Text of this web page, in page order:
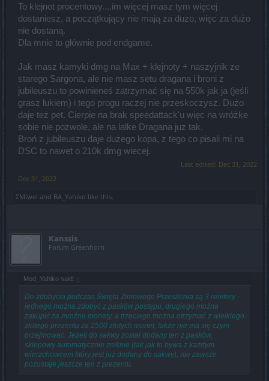
To klejnot procentowy....im więcej masz tym więcej
dostaniesz, a początkujący nie mają za duzo, więc za dużo
nie dostaną.
Dla mnie to głównie pod endgame.
Jak masz kamyki dmg na Max + klejnoty + naszyjnik ze
starego Sargona, ale nie masz setu dragana i broni z
jubileuszu to powinieneś zatrzymać się na 550k jak ja (jeśli
grasz łukiem) i tego progu raczej nie przeskoczysz. Dużo
daje też pet. Cierpie na brak speedattack'u więc na wróżke
sobie nie pozwole, ale na lalke Dragana juz tak.
Broń z jubileuszu daje dużego kopa, z tego co pisali mi na
DSC to nawet o 210k dmg wiecej.
Last edited: Dec 31, 2022
Dec 31, 2022
ΣMiwel and BA_Yahiko like this.
Kanssis
Forum Greenhorn
Mod_Yahiko said: ↑
Do zdobycia podczas Święta Zimowego Przesilenia są 3 renifery -
jednego można zdobyć z pasków postępu, drugiego można
zakupić za mroźne monety, a trzeciego można otrzymać z wielkiego
złotego prezentu za 2500 złotych monet, także nie ma się czym
przejmować. Jeżeli do sakwy został dodany ten z pasków,
sklepowy automatycznie zniknie (tak jak to bywa z każdym
wierzchowcem który jest już dodany do sakwy), ale zawsze
pozostaje jeszcze ten z prezentu.